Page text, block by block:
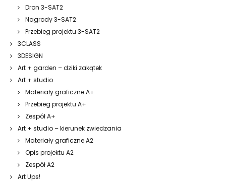
Dron 3-SAT2
Nagrody 3-SAT2
Przebieg projektu 3-SAT2
3CLASS
3DESIGN
Art + garden – dziki zakątek
Art + studio
Materiały graficzne A+
Przebieg projektu A+
Zespół A+
Art + studio – kierunek zwiedzania
Materiały graficzne A2
Opis projektu A2
Zespół A2
Art Ups!